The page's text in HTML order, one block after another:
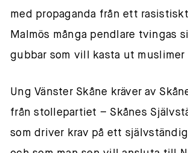
med propaganda från ett
Malmös många pendlare tvingas
gubbar som vill kasta ut muslimer
Ung Vänster Skåne kräver av
från stollepartiet – Skånes
som driver krav på ett